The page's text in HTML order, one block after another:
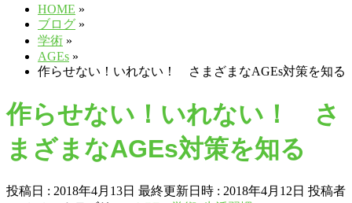
HOME »
ブログ »
学術 »
AGEs »
作らせない！いれない！ さまざまなAGEs対策を知る
作らせない！いれない！ さ
まざまなAGEs対策を知る
投稿日 : 2018年4月13日 最終更新日時 : 2018年4月12日 投稿者